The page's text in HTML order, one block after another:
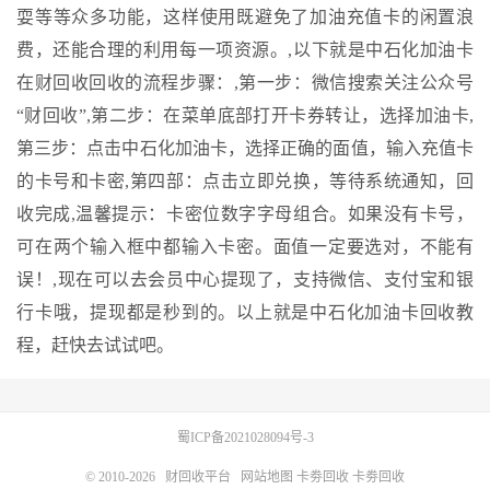
耍等等众多功能，这样使用既避免了加油充值卡的闲置浪
费，还能合理的利用每一项资源。,以下就是中石化加油卡
在财回收回收的流程步骤：,第一步：微信搜索关注公众号
“财回收”,第二步：在菜单底部打开卡券转让，选择加油卡,
第三步：点击中石化加油卡，选择正确的面值，输入充值卡
的卡号和卡密,第四部：点击立即兑换，等待系统通知，回
收完成,温馨提示：卡密位数字字母组合。如果没有卡号，
可在两个输入框中都输入卡密。面值一定要选对，不能有
误！,现在可以去会员中心提现了，支持微信、支付宝和银
行卡哦，提现都是秒到的。以上就是中石化加油卡回收教
程，赶快去试试吧。
蜀ICP备2021028094号-3
© 2010-2026 财回收平台 网站地图 卡劵回收 卡劵回收